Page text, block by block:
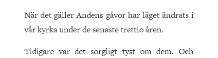
När det gäller Andens gåvor har läget ändrats i
vår kyrka under de senaste trettio åren.
Tidigare var det sorgligt tyst om dem. Och